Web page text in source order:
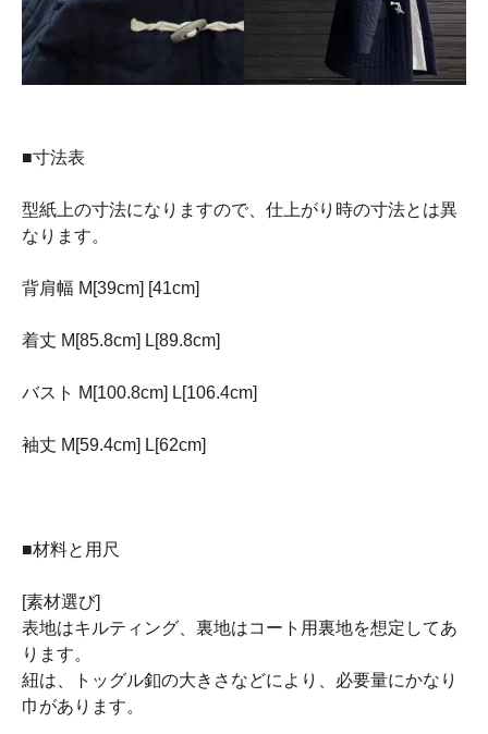
■寸法表
型紙上の寸法になりますので、仕上がり時の寸法とは異
なります。
背肩幅 M[39cm] [41cm]
着丈 M[85.8cm] L[89.8cm]
バスト M[100.8cm] L[106.4cm]
袖丈 M[59.4cm] L[62cm]
■材料と用尺
[素材選び]
表地はキルティング、裏地はコート用裏地を想定してあ
ります。
紐は、トッグル釦の大きさなどにより、必要量にかなり
巾があります。